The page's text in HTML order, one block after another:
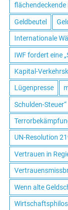
flächendeckende
Geldbeutel
Internationale
IWF fordert eine
Kapital-
Lügenpresse
Schulden-Steuer“
UN-Resolution
Vertrauen in
Wenn alte